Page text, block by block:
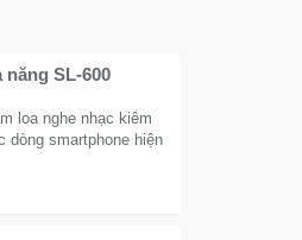
SL-600
loa nghe nhạc kiêm
smartphone hiện